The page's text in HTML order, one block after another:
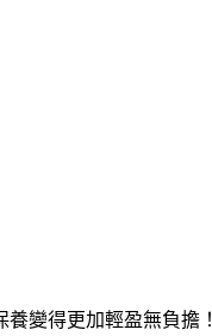
變得更加輕盈無負擔！